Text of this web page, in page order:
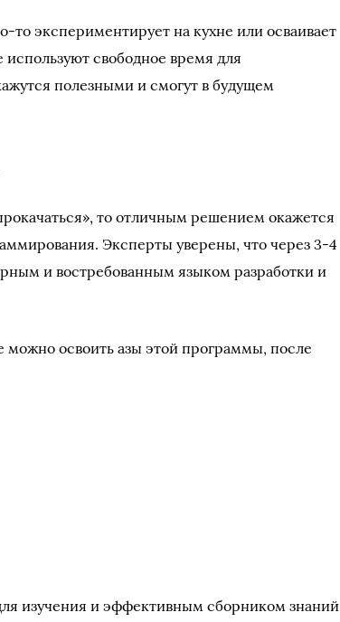
то экспериментирует на кухне или осваивает
свободное время для
полезными и смогут в будущем
то отличным решением окажется
Эксперты уверены, что через 3-4
и востребованным языком разработки и
освоить азы этой программы, после
изучения и эффективным сборником знаний